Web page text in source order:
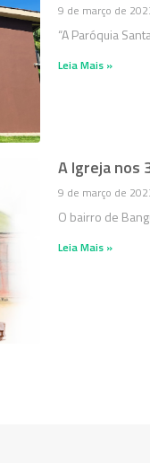
9 de março de
“A Paróquia
Leia Mais »
A Igreja nos
9 de março de
O bairro de
Leia Mais »